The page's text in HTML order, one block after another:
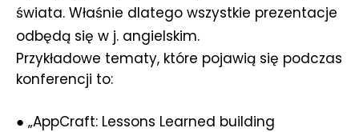
świata. Właśnie dlatego wszystkie prezentacje
odbędą się w j. angielskim.
Przykładowe tematy, które pojawią się podczas
konferencji to:
● „AppCraft: Lessons Learned building